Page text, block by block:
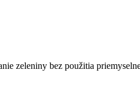
zeleniny bez použitia